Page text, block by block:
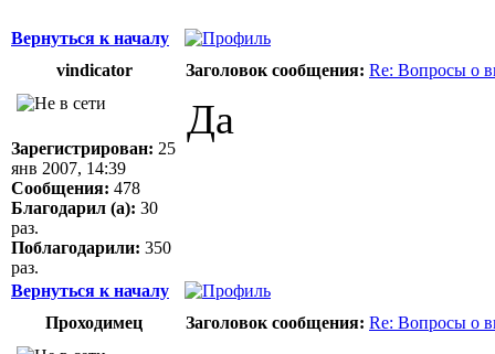
Вернуться к началу
vindicator
Заголовок сообщения: Re: Вопросы о
Зарегистрирован: 25
янв 2007, 14:39
Сообщения: 478
Благодарил (а): 30
раз.
Поблагодарили: 350
раз.
Да
Вернуться к началу
Проходимец
Заголовок сообщения: Re: Вопросы о